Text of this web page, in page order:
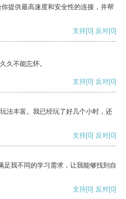
提供最高速度和安全性的连接，并帮
支持[0] 反对[0]
久不能忘怀。
支持[0] 反对[0]
法丰富。我已经玩了好几个小时，还
支持[0] 反对[0]
足我不同的学习需求，让我能够找到自
支持[0] 反对[0]